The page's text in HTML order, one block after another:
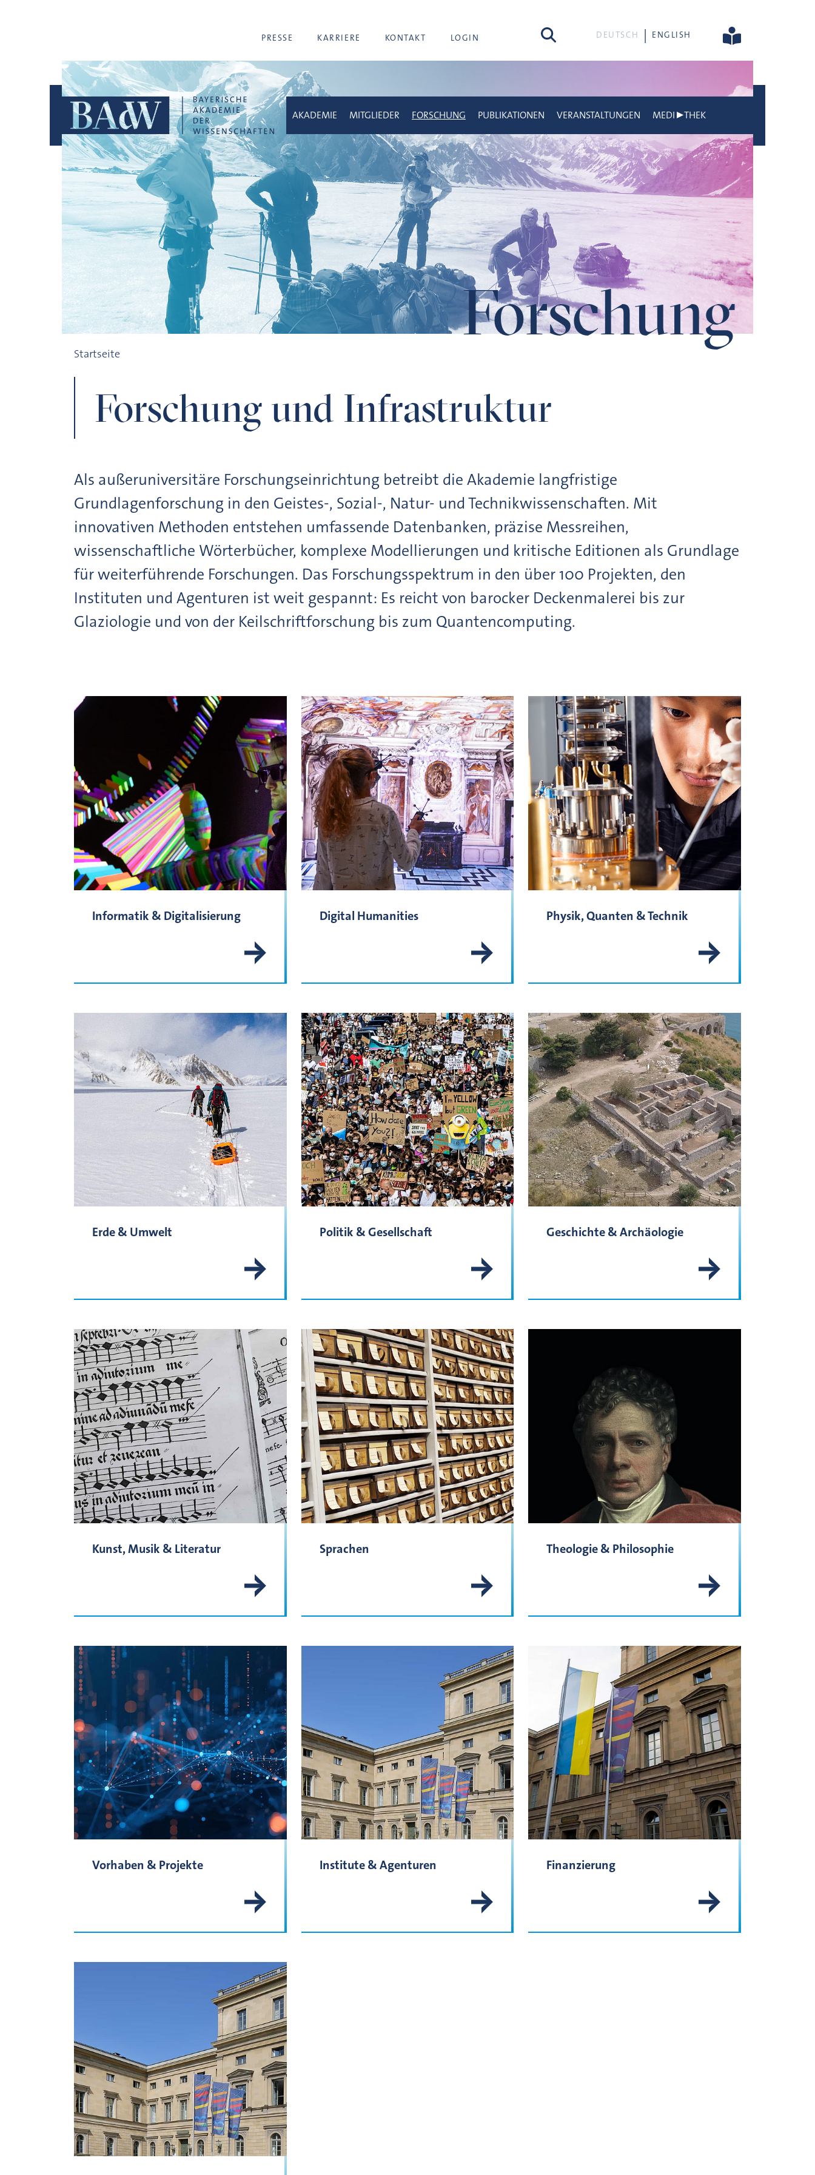
PRESSE KARRIERE KONTAKT LOGIN Suche DEUTSCH ENGLISH
Forschung
AKADEMIE MITGLIEDER FORSCHUNG PUBLIKATIONEN VERANSTALTUNGEN MEDI▶THEK
Startseite
Forschung und Infrastruktur
Als außeruniversitäre Forschungseinrichtung betreibt die Akademie langfristige
Grundlagenforschung in den Geistes-, Sozial-, Natur- und Technikwissenschaften. Mit
innovativen Methoden entstehen umfassende Datenbanken, präzise Messreihen,
wissenschaftliche Wörterbücher, komplexe Modellierungen und kritische Editionen als Grundlage
für weiterführende Forschungen. Das Forschungsspektrum in den über 100 Projekten, den
Instituten und Agenturen ist weit gespannt: Es reicht von barocker Deckenmalerei bis zur
Glaziologie und von der Keilschriftforschung bis zum Quantencomputing.
Informatik & Digitalisierung Digital Humanities Physik, Quanten & Technik
Erde & Umwelt Politik & Gesellschaft Geschichte & Archäologie
Kunst, Musik & Literatur Sprachen Theologie & Philosophie
Vorhaben & Projekte Institute & Agenturen Finanzierung